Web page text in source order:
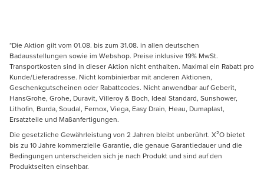
*Die Aktion gilt vom 01.08. bis zum 31.08. in allen deutschen
Badausstellungen sowie im Webshop. Preise inklusive 19% MwSt.
Transportkosten sind in dieser Aktion nicht enthalten. Maximal ein Rabatt pro
Kunde/Lieferadresse. Nicht kombinierbar mit anderen Aktionen,
Geschenkgutscheinen oder Rabattcodes. Nicht anwendbar auf Geberit,
HansGrohe, Grohe, Duravit, Villeroy & Boch, Ideal Standard, Sunshower,
Lithofin, Burda, Soudal, Fernox, Viega, Easy Drain, Heau, Dumaplast,
Ersatzteile und Maßanfertigungen.
Die gesetzliche Gewährleistung von 2 Jahren bleibt unberührt. X²O bietet
bis zu 10 Jahre kommerzielle Garantie, die genaue Garantiedauer und die
Bedingungen unterscheiden sich je nach Produkt und sind auf den
Produktseiten einsehbar.